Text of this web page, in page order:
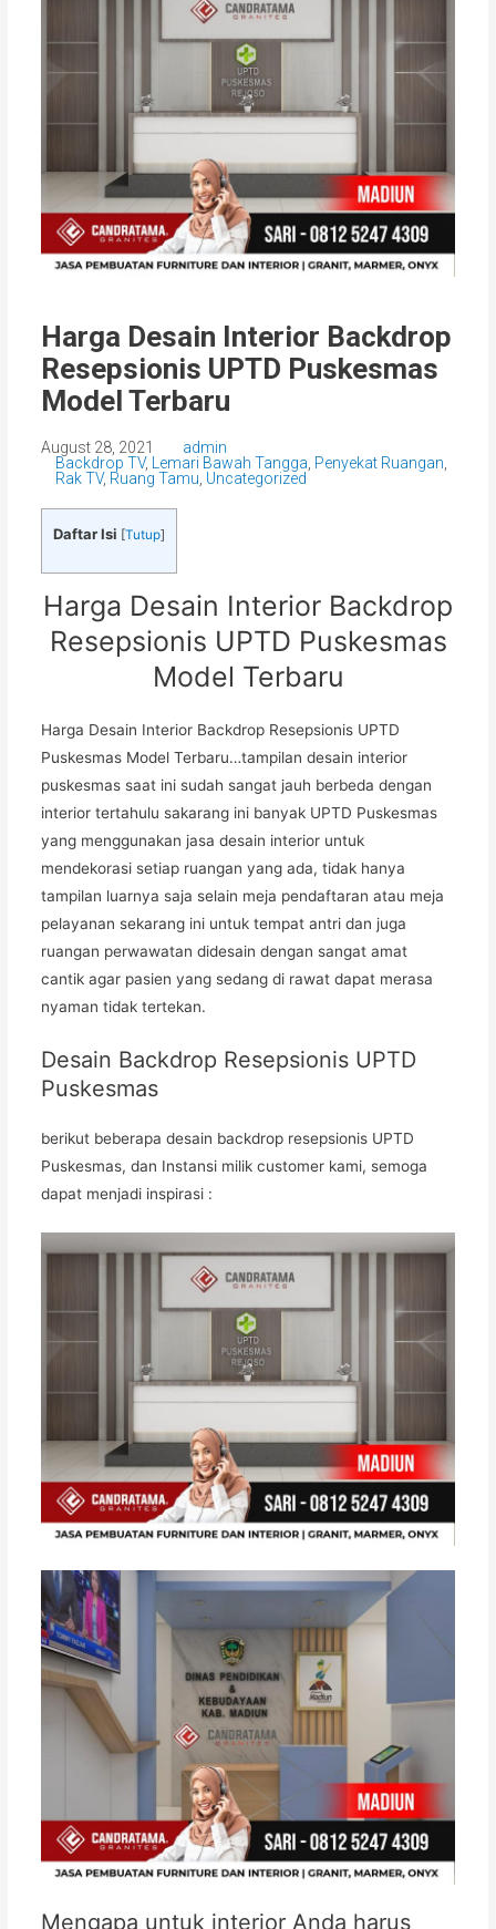
Harga Desain Interior Backdrop
Resepsionis UPTD Puskesmas
Model Terbaru
August 28, 2021
admin
Backdrop TV, Lemari Bawah Tangga Penyekat Ruangan
Rak TV, Ruang Tamu Uncategorized
Daftar Isi [Tutup]
Harga Desain Interior Backdrop
Resepsionis UPTD Puskesmas
Model Terbaru
Harga Desain Interior Backdrop Resepsionis UPTD
Puskesmas Model Terbaru…tampilan desain interior
puskesmas saat ini sudah sangat jauh berbeda dengan
interior tertahulu sakarang ini banyak UPTD Puskesmas
yang menggunakan jasa desain interior untuk
mendekorasi setiap ruangan yang ada, tidak hanya
tampilan luarnya saja selain meja pendaftaran atau meja
pelayanan sekarang ini untuk tempat antri dan juga
ruangan perwawatan didesain dengan sangat amat
cantik agar pasien yang sedang di rawat dapat merasa
nyaman tidak tertekan.
Desain Backdrop Resepsionis UPTD
Puskesmas
berikut beberapa desain backdrop resepsionis UPTD
Puskesmas, dan Instansi milik customer kami, semoga
dapat menjadi inspirasi :
Mengapa untuk interior Anda harus